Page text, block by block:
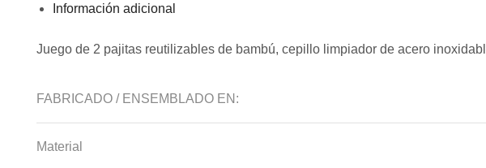
Información adicional
Juego de 2 pajitas reutilizables de bambú, cepillo limpiador de acero
FABRICADO / ENSEMBLADO EN:
Material